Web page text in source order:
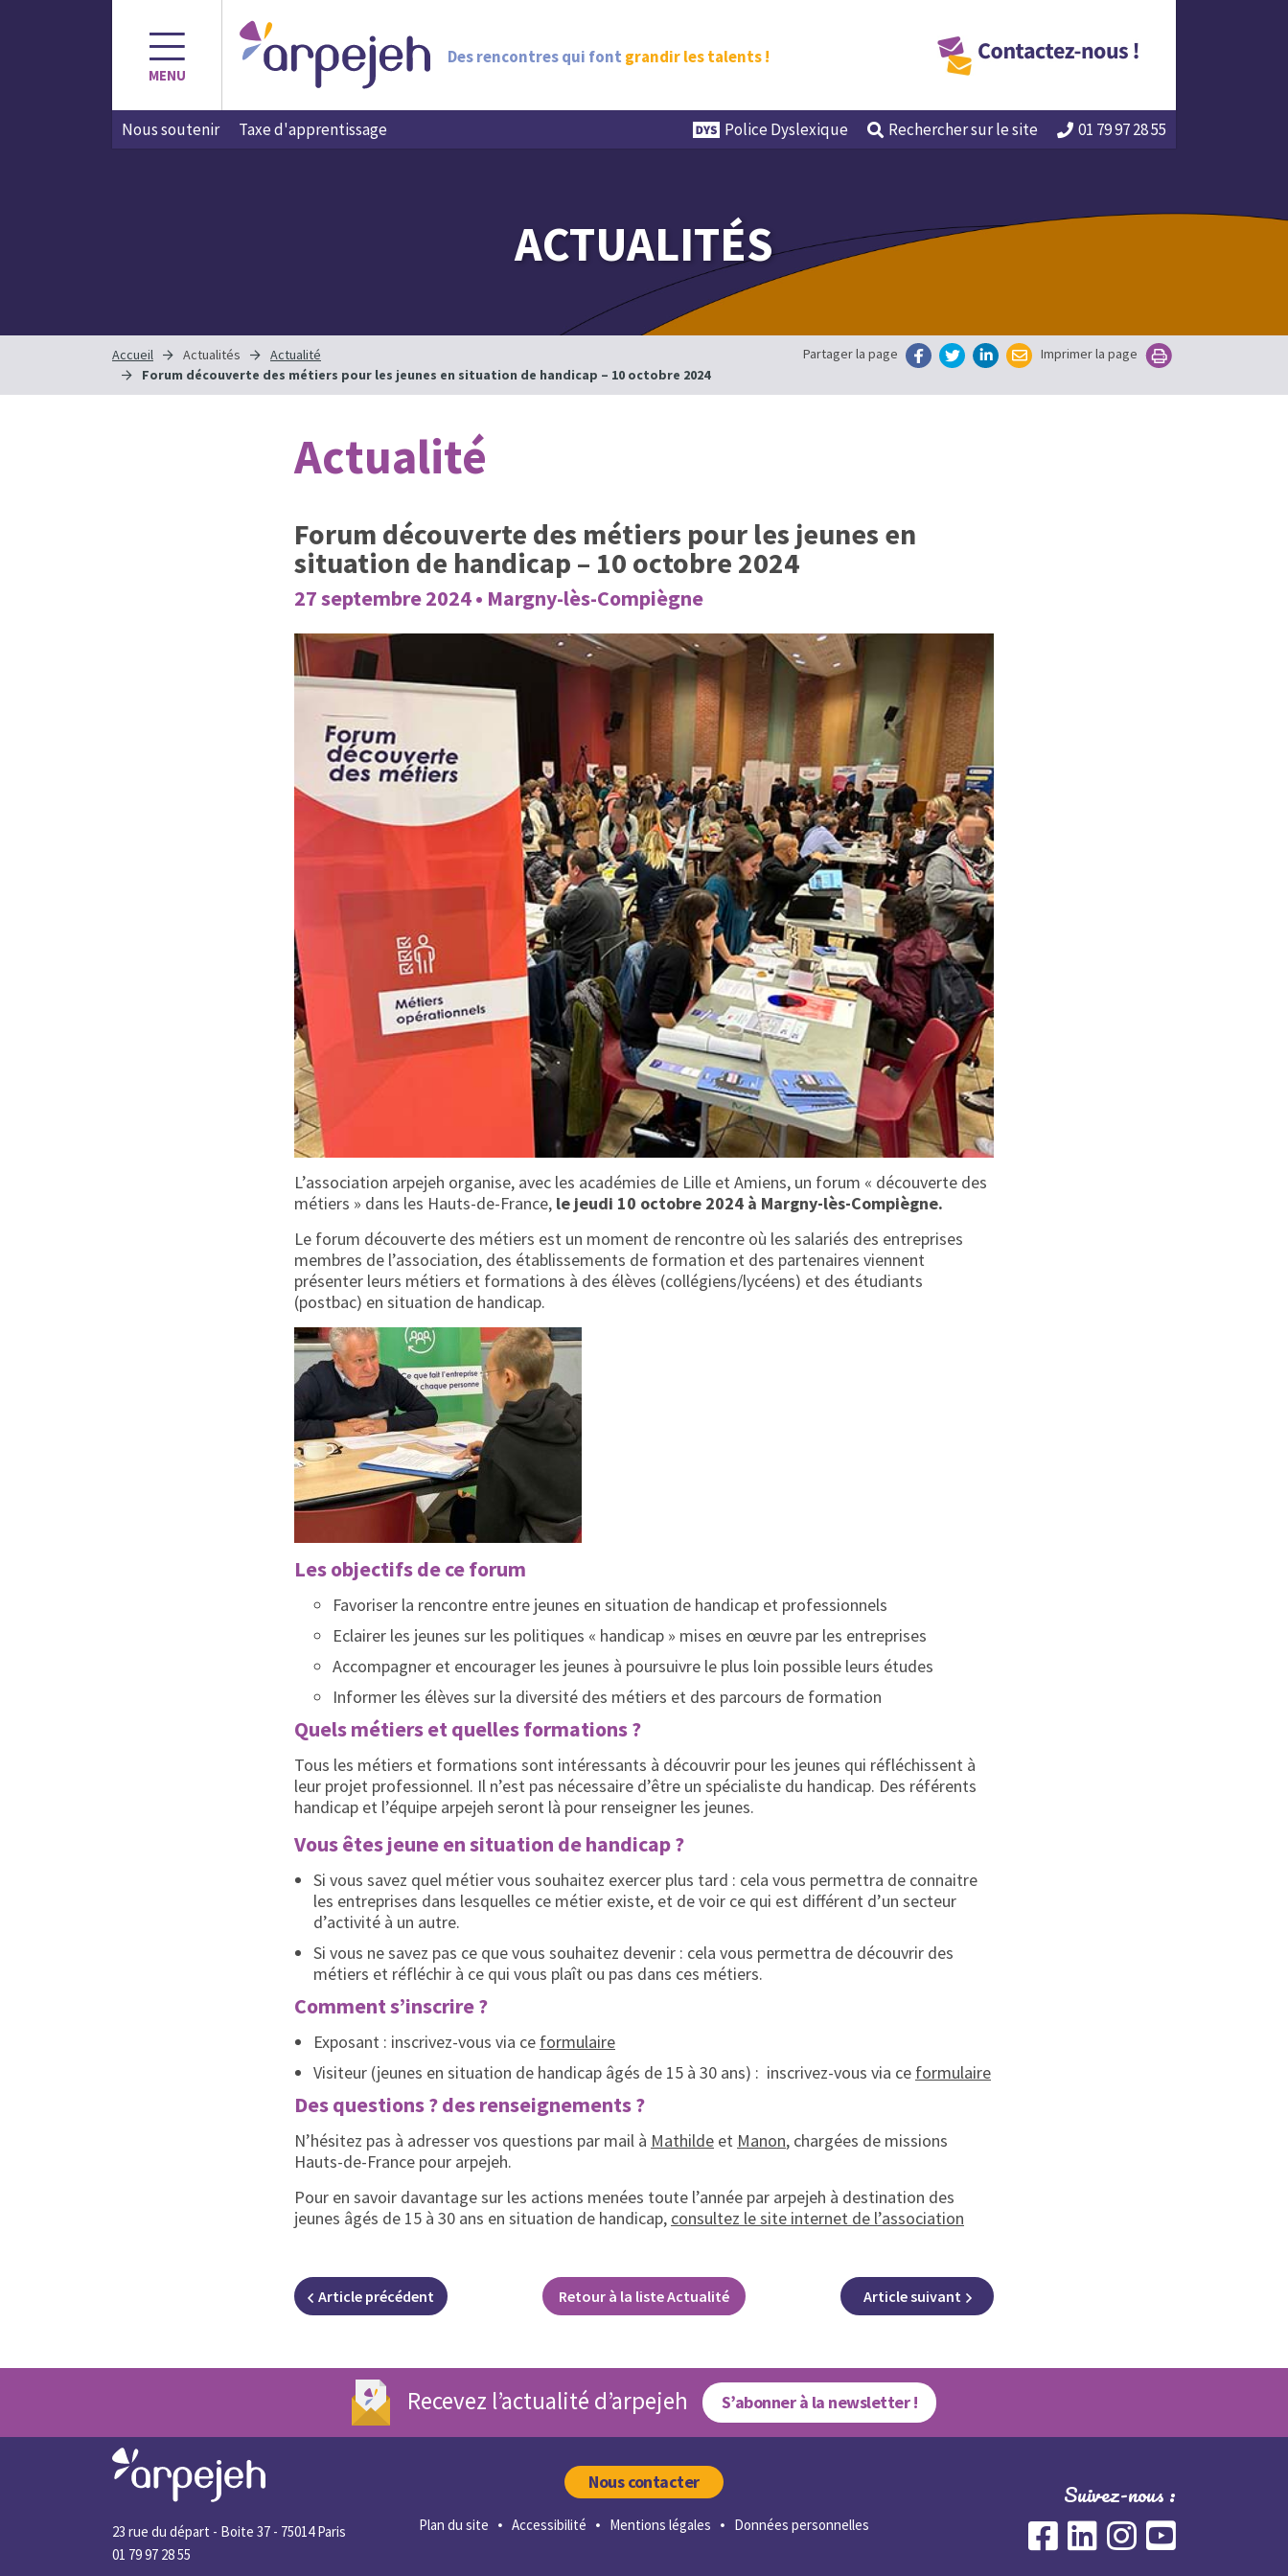
MENU
Des rencontres qui font grandir les talents !
Nous soutenir Taxe d'apprentissage Police Dyslexique Recherchersur le site 01 79 97 28 55
ACTUALITÉS
Accueil Actualités
Actualité
Forum découverte des métiers pour les jeunes en situation de handicap – 10 octobre 2024
Partager la page Imprimer la page
Actualité
Forum découverte des métiers pour les jeunes en
situation de handicap – 10 octobre 2024
27 septembre 2024 • Margny-lès-Compiègne
L’association arpejeh organise, avec les académies de Lille et Amiens, un forum « découverte des
métiers » dans les Hauts-de-France, le jeudi 10 octobre 2024 à Margny-lès-Compiègne.
Le forum découverte des métiers est un moment de rencontre où les salariés des entreprises
membres de l’association, des établissements de formation et des partenaires viennent
présenter leurs métiers et formations à des élèves (collégiens/lycéens) et des étudiants
(postbac) en situation de handicap.
Les objectifs de ce forum
Favoriser la rencontre entre jeunes en situation de handicap et professionnels
Eclairer les jeunes sur les politiques « handicap » mises en œuvre par les entreprises
Accompagner et encourager les jeunes à poursuivre le plus loin possible leurs études
Informer les élèves sur la diversité des métiers et des parcours de formation
Quels métiers et quelles formations ?
Tous les métiers et formations sont intéressants à découvrir pour les jeunes qui réfléchissent à
leur projet professionnel. Il n’est pas nécessaire d’être un spécialiste du handicap. Des référents
handicap et l’équipe arpejeh seront là pour renseigner les jeunes.
Vous êtes jeune en situation de handicap ?
Si vous savez quel métier vous souhaitez exercer plus tard : cela vous permettra de connaitre
les entreprises dans lesquelles ce métier existe, et de voir ce qui est différent d’un secteur
d’activité à un autre.
Si vous ne savez pas ce que vous souhaitez devenir : cela vous permettra de découvrir des
métiers et réfléchir à ce qui vous plaît ou pas dans ces métiers.
Comment s’inscrire ?
Exposant : inscrivez-vous via ce formulaire
Visiteur (jeunes en situation de handicap âgés de 15 à 30 ans) : inscrivez-vous via ce formulaire
Des questions ? des renseignements ?
N’hésitez pas à adresser vos questions par mail à Mathilde et Manon, chargées de missions
Hauts-de-France pour arpejeh.
Pour en savoir davantage sur les actions menées toute l’année par arpejeh à destination des
jeunes âgés de 15 à 30 ans en situation de handicap, consultez le site internet de l’association
Article précédent Retour à la liste Actualité Articlesuivant
Recevez l’actualité d’arpejeh S’abonner à la newsletter !
23 rue du départ - Boite 37 - 75014 Paris
01 79 97 28 55
Nous contacter
Plan du site Accessibilité Mentions légales Données personnelles
Suivez-nous :